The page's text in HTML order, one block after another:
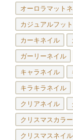
オーロラマット
カジュアルフッ
カーキネイル
ガーリーネイル
キャラネイル
キラキラネイル
クリアネイル
クリスマスカラ
クリスマスネイル